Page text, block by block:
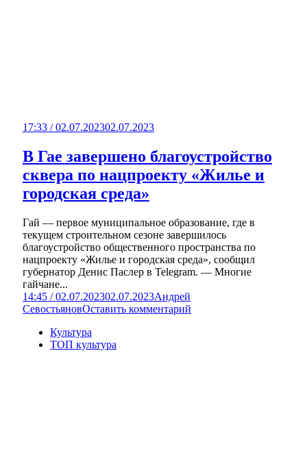
17:33 / 02.07.202302.07.2023
В Гае завершено благоустройство
сквера по нацпроекту «Жилье и
городская среда»
Гай — первое муниципальное образование, где в
текущем строительном сезоне завершилось
благоустройство общественного пространства по
нацпроекту «Жилье и городская среда», сообщил
губернатор Денис Паслер в Telegram. — Многие
гайчане...
14:45 / 02.07.202302.07.2023Андрей
СевостьяновОставить комментарий
Культура
ТОП культура